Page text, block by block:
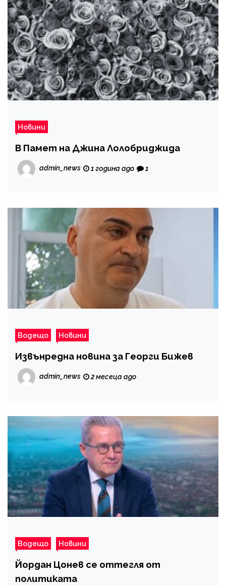
Новини
В Памет на Джина Лолобриджида
admin_news 1 година ago 1
Водещо Новини
Извънредна новина за Георги Бижев
admin_news 2 месеца ago
Водещо Новини
Йордан Цонев се оттегля от
политиката